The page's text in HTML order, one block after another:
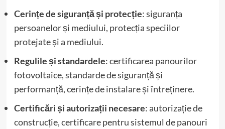
Cerințe de siguranță și protecție: siguranța
persoanelor și mediului, protecția speciilor
protejate și a mediului.
Regulile și standardele: certificarea panourilor
fotovoltaice, standarde de siguranță și
performanță, cerințe de instalare și întreținere.
Certificări și autorizații necesare: autorizație de
construcție, certificare pentru sistemul de panouri